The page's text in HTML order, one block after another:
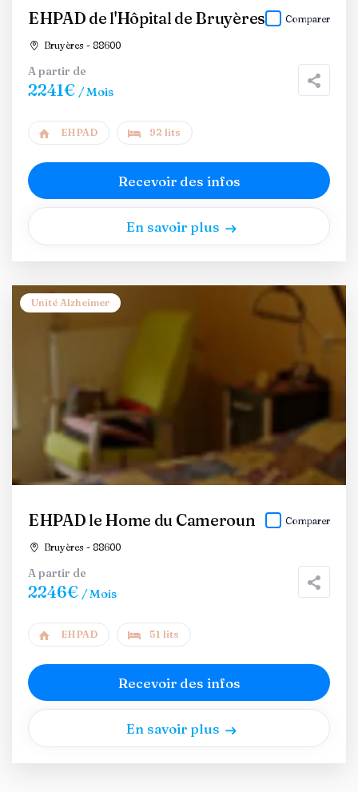
EHPAD de l'Hôpital de Bruyères
Bruyères - 88600
Comparer
A partir de
2241€ / Mois
EHPAD 92 lits
Recevoir des infos
En savoir plus
Unité Alzheimer
EHPAD le Home du Cameroun
Bruyères - 88600
Comparer
A partir de
2246€ / Mois
EHPAD 51 lits
Recevoir des infos
En savoir plus